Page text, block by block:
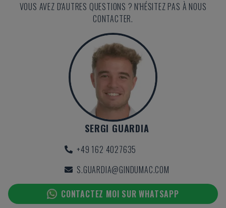
VOUS AVEZ D'AUTRES QUESTIONS ? N'HÉSITEZ PAS À NOUS
CONTACTER.
SERGI GUARDIA
+49 162 4027635
S.GUARDIA@GINDUMAC.COM
CONTACTEZ MOI SUR WHATSAPP